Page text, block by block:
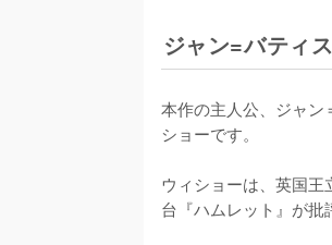
ジャン=バティ
本作の主人公、ジャン
ショーです。
ウィショーは、英国
台『ハムレット』が批